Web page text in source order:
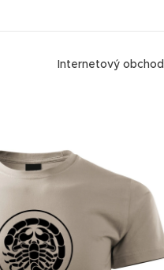
Internetový obchod